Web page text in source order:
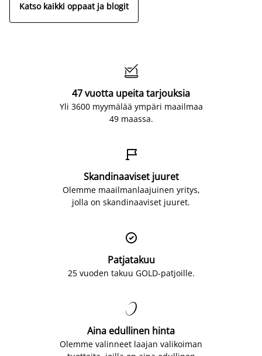
Katso kaikki oppaat ja blogit

47 vuotta upeita tarjouksia
Yli 3600 myymälää ympäri maailmaa
49 maassa.

Skandinaaviset juuret
Olemme maailmanlaajuinen yritys,
jolla on skandinaaviset juuret.

Patjatakuu
25 vuoden takuu GOLD-patjoille.

Aina edullinen hinta
Olemme valinneet laajan valikoiman